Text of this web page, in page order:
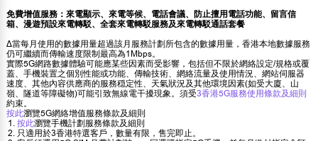
免費增值服務：來電顯示、來電等候、電話會議、防止擅用電話功能、留言信
箱、漫遊預設來電轉駁、全套來電轉駁服務及來電轉駁通話套餐
∆當每月使用的數據用量超過該月服務計劃所包含的數據用量，香港本地數據服務
仍可繼續而傳輸速度限制最高為1Mbps。
實際5G網路數據體驗可能應某些因素而受影響，包括但不限於網絡設定/規格或覆
蓋、手機裝置之個別性能或功能、傳輸技術、網絡流量及使用情況、網站伺服器
速度、其他內容供應商的服務穏定性、天氣狀況及其他環境因素(如受大廈、山
嶺、隧道等障礙物)可能引致無線電干擾現象。須受3香港5G服務使用條款及細則
約束。
按此瀏覽5G網絡增值服務條款及細則
按此瀏覽手機計劃服務條款及細則
只適用於3香港特選客戶，數量有限，售完即止。